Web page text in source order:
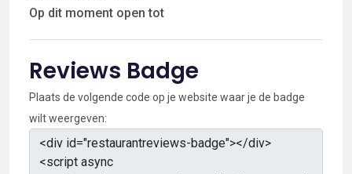
Op dit moment open tot
Reviews Badge
Plaats de volgende code op je website waar je de badge
wilt weergeven: